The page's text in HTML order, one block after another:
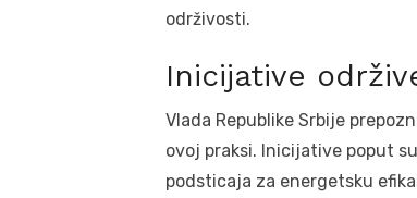
održivosti.
Inicijative
Vlada Republike Srbije
ovoj praksi. Inicijative poput
podsticaja za energetsku